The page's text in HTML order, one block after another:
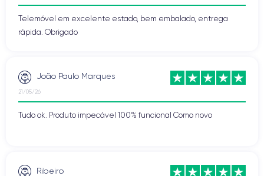
Telemóvel em excelente estado, bem embalado, entrega
rápida. Obrigado
João Paulo Marques
21/05/26
Tudo ok. Produto impecável 100% funcional Como novo
Ribeiro